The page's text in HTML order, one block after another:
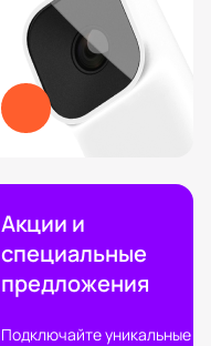
Акции и
специальные
предложения
Подключайте уникальные